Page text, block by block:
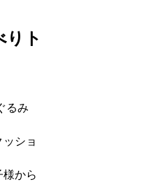
りト
るみ
ショ
から